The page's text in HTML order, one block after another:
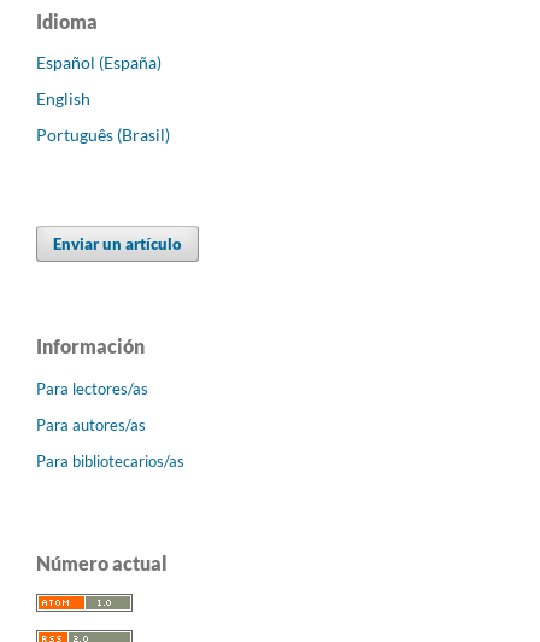
Idioma
Español (España)
English
Português (Brasil)
Enviar un artículo
Información
Para lectores/as
Para autores/as
Para bibliotecarios/as
Número actual